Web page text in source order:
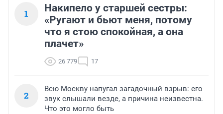
1
Накипело у старшей сестры:
«Ругают и бьют меня, потому
что я стою спокойная, а она
плачет»
26 779 17
2
Всю Москву напугал загадочный взрыв: его
звук слышали везде, а причина неизвестна.
Что это могло быть